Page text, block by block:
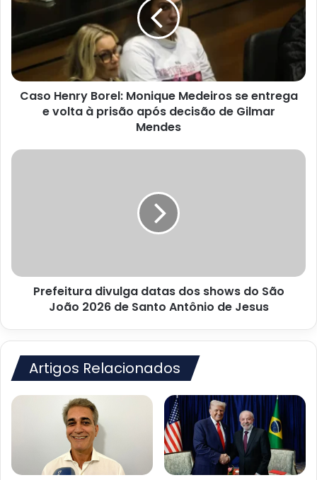
Monique
se
entrega
volta
de
Caso Henry Borel: Monique Medeiros se entrega
e volta à prisão após decisão de Gilmar
Mendes
Prefeitura
2026
Prefeitura divulga datas dos shows do São
João 2026 de Santo Antônio de Jesus
Artigos Relacionados